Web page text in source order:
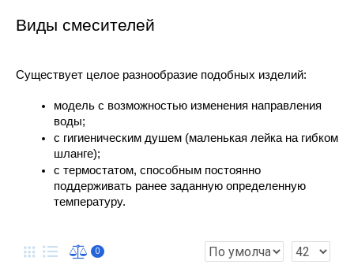
Виды смесителей
Существует целое разнообразие подобных изделий:
модель с возможностью изменения направления
воды;
с гигиеническим душем (маленькая лейка на гибком
шланге);
с термостатом, способным постоянно
поддерживать ранее заданную определенную
температуру.
0